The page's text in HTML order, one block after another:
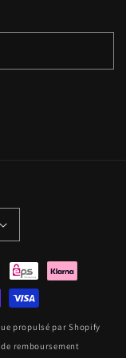
propulsé par Shopify
remboursement